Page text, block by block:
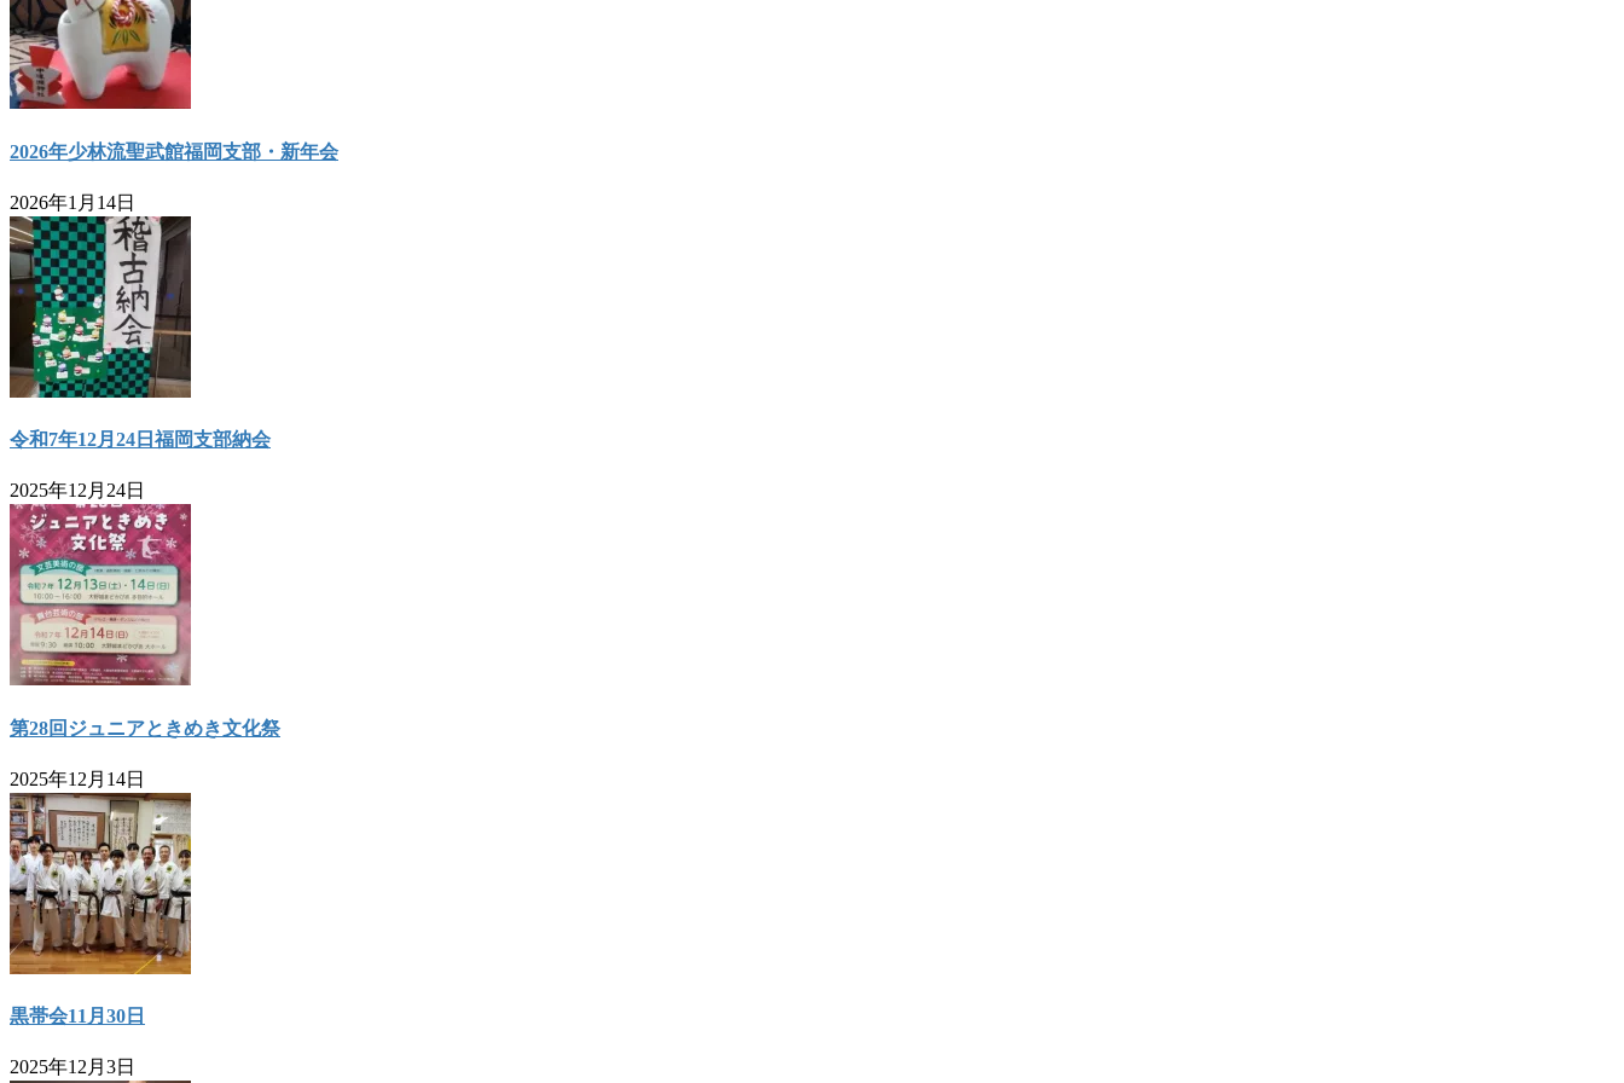
2026年少林流聖武館福岡支部・新年会
2026年1月14日
令和7年12月24日福岡支部納会
2025年12月24日
第28回ジュニアときめき文化祭
2025年12月14日
黒帯会11月30日
2025年12月3日